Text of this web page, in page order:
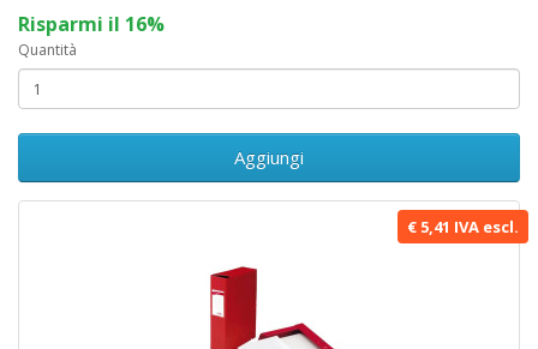
€ 5,41 IVA escl.
Risparmi il 16%
Quantità
Aggiungi